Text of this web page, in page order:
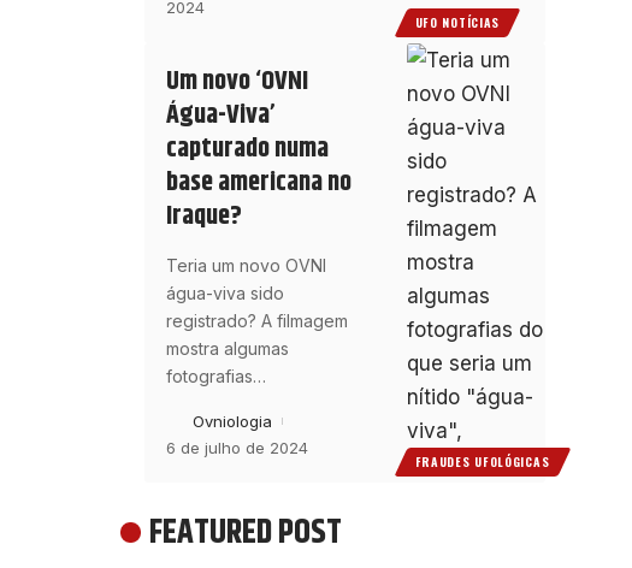
UFO NOTÍCIAS
2024
FRAUDES UFOLÓGICAS
Um novo ‘OVNI
Água-Viva’
capturado numa
base americana no
Iraque?
Teria um novo OVNI
água-viva sido
registrado? A filmagem
mostra algumas
fotografias…
Ovniologia
6 de julho de 2024
FEATURED POST